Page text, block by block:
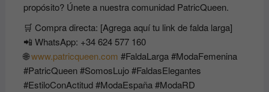
propósito? Únete a nuestra comunidad PatricQueen.
🛒 Compra directa: [Agrega aquí tu link de falda larga]
📲 WhatsApp: +34 624 577 160
🌐www.patricqueen.com #FaldaLarga #ModaFemenina
#PatricQueen #SomosLujo #FaldasElegantes
#EstiloConActitud #ModaEspaña #ModaRD